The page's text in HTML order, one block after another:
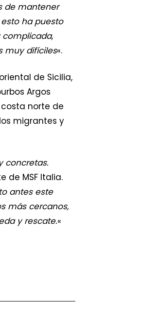
de mantener
esto ha puesto
muy difíciles«.
de Sicilia,
Argos
norte de
migrantes y
concretas.
de MSF Italia.
antes este
más cercanos,
y rescate.«